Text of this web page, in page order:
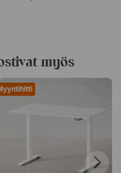
porattuja reikiä.
myös